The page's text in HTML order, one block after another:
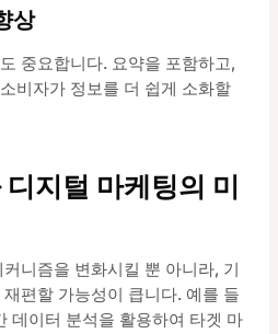
상
중요합니다. 요약을 포함하고,
비자가 정보를 더 쉽게 소화할
지털 마케팅의 미
니즘을 변화시킬 뿐 아니라, 기
편할 가능성이 큽니다. 예를 들
데이터 분석을 활용하여 타겟 마